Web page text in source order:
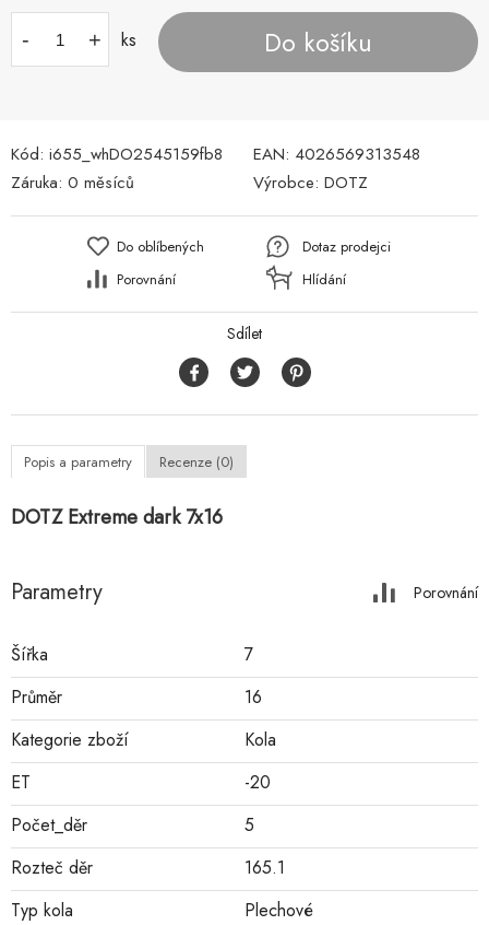
- + ks Do košíku
Kód: i655_whDO2545159fb8 EAN: 4026569313548
Záruka: 0 měsíců Výrobce: DOTZ
Do oblíbených
Porovnání
Dotaz prodejci
Hlídání
Sdílet
Popis a parametry Recenze (0)
DOTZ Extreme dark 7x16
Parametry Porovnání
Šířka
7
Průměr
16
Kategorie zboží
Kola
ET
-20
Počet_děr
5
Rozteč děr
165.1
Typ kola
Plechové